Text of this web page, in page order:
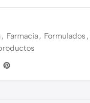
, Farmacia, Formulados ,